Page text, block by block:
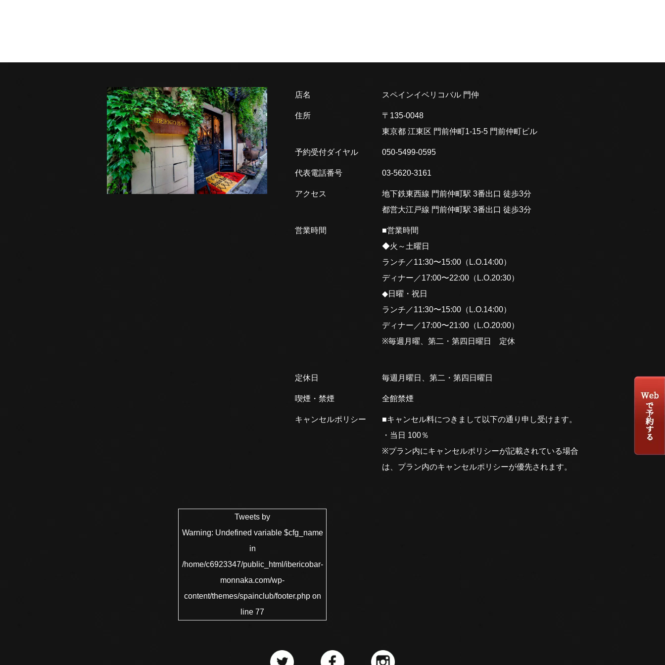
店名 スペインイベリコバル 門仲
住所
〒135-0048
東京都 江東区 門前仲町1-15-5 門前仲町ビル
予約受付ダイヤル 050-5499-0595
代表電話番号 03-5620-3161
アクセス
地下鉄東西線 門前仲町駅 3番出口 徒歩3分
都営大江戸線 門前仲町駅 3番出口 徒歩3分
営業時間
■営業時間
◆火～土曜日
ランチ／11:30〜15:00（L.O.14:00）
ディナー／17:00〜22:00（L.O.20:30）
◆日曜・祝日
ランチ／11:30〜15:00（L.O.14:00）
ディナー／17:00〜21:00（L.O.20:00）
※毎週月曜、第二・第四日曜日 定休
定休日 毎週月曜日、第二・第四日曜日
喫煙・禁煙 全館禁煙
キャンセルポリシー
■キャンセル料につきまして以下の通り申し受けます。
・当日 100％
※プラン内にキャンセルポリシーが記載されている場合
は、プラン内のキャンセルポリシーが優先されます。
Tweets by
Warning: Undefined variable $cfg_name
in
/home/c6923347/public_html/ibericobar-
monnaka.com/wp-
content/themes/spainclub/footer.phpon
line 77